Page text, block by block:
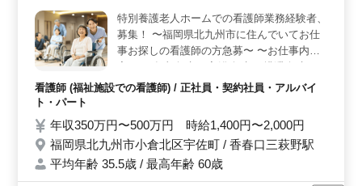
せる環境＞ 看護師実務経験5年以上の経験者を求めてお
り、経験豊富な看護師にとってマッチした環境です。自
身の経験と専門知識を最大限に活かす機会です。
特別養護老人ホームでの看護師業務経験者、
募集！ 〜福岡県北九州市に住んでいてお仕
事お探しの看護師の方急募〜 〜お仕事内
移乗 ・レクリエーション ・リハビリ介助 ・
験者活躍中 現在60歳以上も活躍中 皆様のご
応募お待ちしております
看護師 (福祉施設での看護師) / 正社員・契約社員・アルバイ
ト・パート
年収350万円〜500万円 時給1,400円〜2,000円
福岡県北九州市小倉北区宇佐町 / 香春口三萩野駅
平均年齢 35.5歳 / 最高年齢 60歳